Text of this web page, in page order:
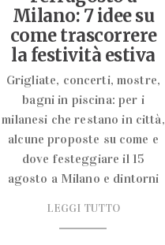
Milano: 7 idee su
come trascorrere
la festività estiva
Grigliate, concerti, mostre,
bagni in piscina: per i
milanesi che restano in città,
alcune proposte su come e
dove festeggiare il 15
agosto a Milano e dintorni
LEGGI TUTTO